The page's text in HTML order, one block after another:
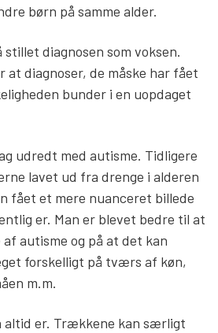
børn på samme alder.
stillet diagnosen som voksen.
at diagnoser, de måske har fået
bunder i en uopdaget
udredt med autisme. Tidligere
lavet ud fra drenge i alderen
fået et mere nuanceret billede
er. Man er blevet bedre til at
autisme og på at det kan
forskelligt på tværs af køn,
m.m.
altid er. Trækkene kan særligt